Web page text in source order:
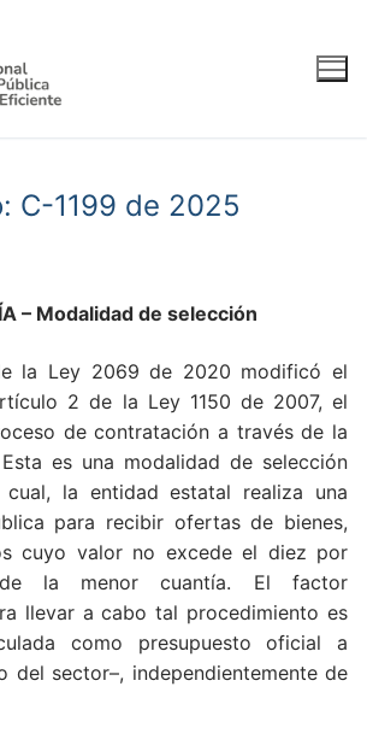
C-1199 de 2025
– Modalidad de selección
la Ley 2069 de 2020 modificó el
2 de la Ley 1150 de 2007, el
de contratación a través de la
es una modalidad de selección
la entidad estatal realiza una
para recibir ofertas de bienes,
cuyo valor no excede el diez por
la menor cuantía. El factor
llevar a cabo tal procedimiento es
como presupuesto oficial a
del sector–, independientemente de